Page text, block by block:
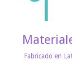
Fabricado en